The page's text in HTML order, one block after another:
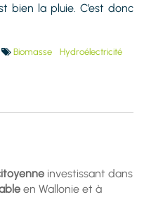
bien la pluie. C’est donc
Biomasse
Hydroélectricité
investissant dans
en Wallonie et à